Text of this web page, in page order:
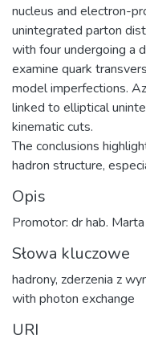
nucleus and electron-
unintegrated parton
with four undergoing a
examine quark
model imperfections.
linked to elliptical
kinematic cuts.
The conclusions
hadron structure,
Opis
Promotor: dr hab.
Słowa kluczowe
hadrony, zderzenia z
with photon exchange
URI